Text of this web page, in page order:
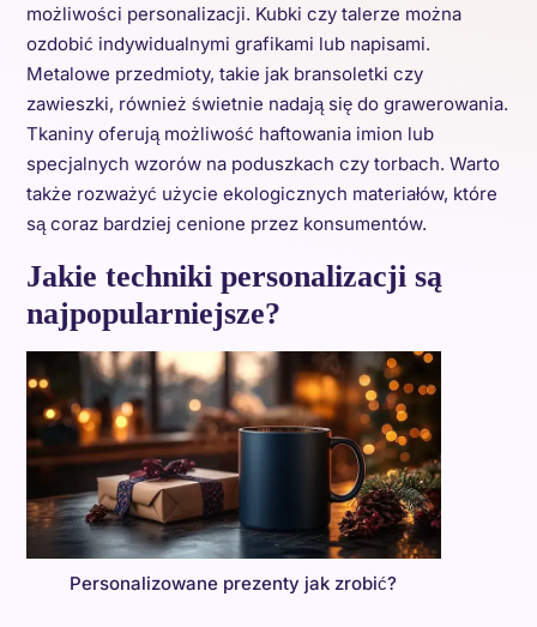
możliwości personalizacji. Kubki czy talerze można
ozdobić indywidualnymi grafikami lub napisami.
Metalowe przedmioty, takie jak bransoletki czy
zawieszki, również świetnie nadają się do grawerowania.
Tkaniny oferują możliwość haftowania imion lub
specjalnych wzorów na poduszkach czy torbach. Warto
także rozważyć użycie ekologicznych materiałów, które
są coraz bardziej cenione przez konsumentów.
Jakie techniki personalizacji są
najpopularniejsze?
Personalizowane prezenty jak zrobić?